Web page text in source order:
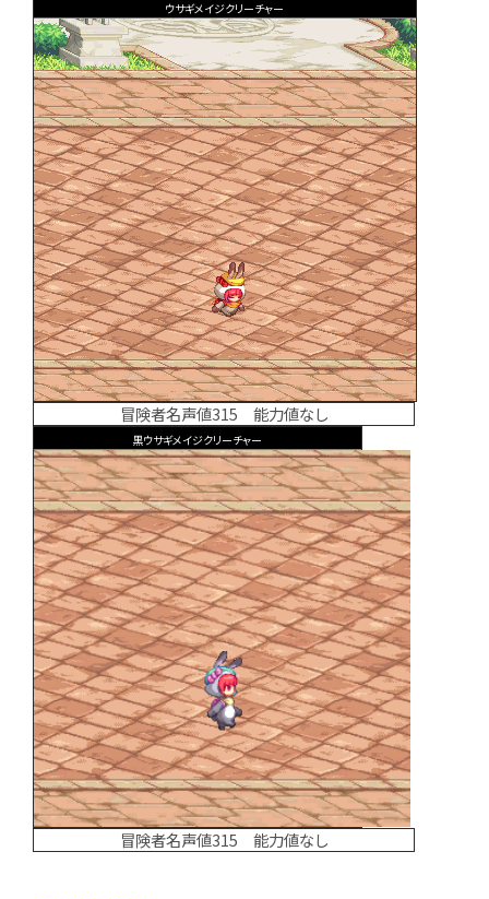
ウサギメイジクリーチャー
冒険者名声値315 能力値なし
黒ウサギメイジクリーチャー
冒険者名声値315 能力値なし